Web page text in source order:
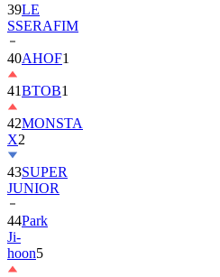
39LE
SSERAFIM
40AHOF1
41BTOB1
42MONSTA
X2
43SUPER
JUNIOR
44Park
Ji-
hoon5